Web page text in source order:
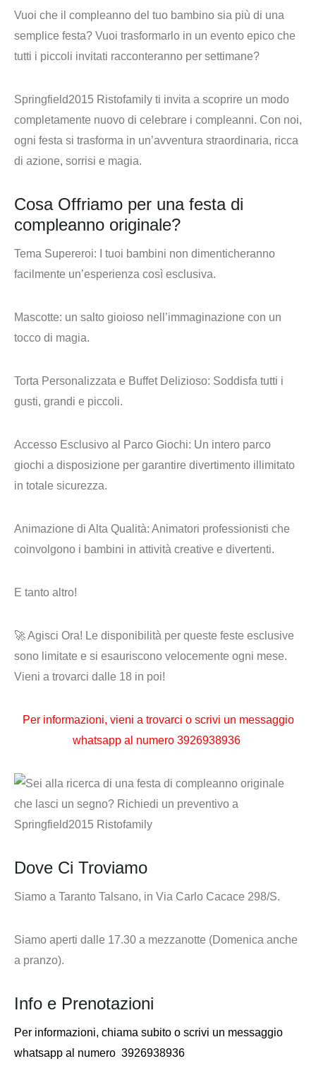
Vuoi che il compleanno del tuo bambino sia più di una
semplice festa? Vuoi trasformarlo in un evento epico che
tutti i piccoli invitati racconteranno per settimane?
Springfield2015 Ristofamily ti invita a scoprire un modo
completamente nuovo di celebrare i compleanni. Con noi,
ogni festa si trasforma in un’avventura straordinaria, ricca
di azione, sorrisi e magia.
Cosa Offriamo per una festa di
compleanno originale?
Tema Supereroi: I tuoi bambini non dimenticheranno
facilmente un’esperienza così esclusiva.
Mascotte: un salto gioioso nell’immaginazione con un
tocco di magia.
Torta Personalizzata e Buffet Delizioso: Soddisfa tutti i
gusti, grandi e piccoli.
Accesso Esclusivo al Parco Giochi: Un intero parco
giochi a disposizione per garantire divertimento illimitato
in totale sicurezza.
Animazione di Alta Qualità: Animatori professionisti che
coinvolgono i bambini in attività creative e divertenti.
E tanto altro!
🚀 Agisci Ora! Le disponibilità per queste feste esclusive
sono limitate e si esauriscono velocemente ogni mese.
Vieni a trovarci dalle 18 in poi!
Per informazioni, vieni a trovarci o scrivi un messaggio
whatsapp al numero 3926938936
Dove Ci Troviamo
Siamo a Taranto Talsano, in Via Carlo Cacace 298/S.
Siamo aperti dalle 17.30 a mezzanotte (Domenica anche
a pranzo).
Info e Prenotazioni
Per informazioni, chiama subito o scrivi un messaggio
whatsapp al numero 3926938936